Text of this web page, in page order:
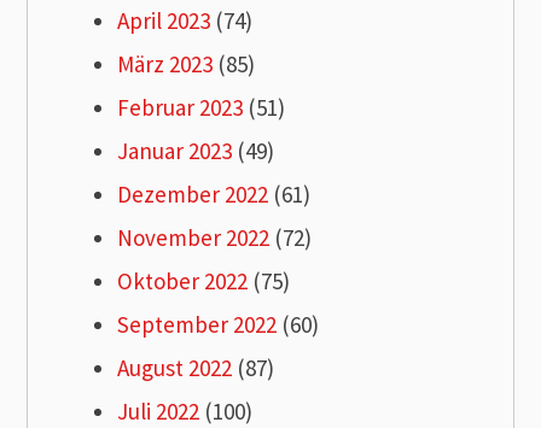
April 2023 (74)
März 2023 (85)
Februar 2023 (51)
Januar 2023 (49)
Dezember 2022 (61)
November 2022 (72)
Oktober 2022 (75)
September 2022 (60)
August 2022 (87)
Juli 2022 (100)